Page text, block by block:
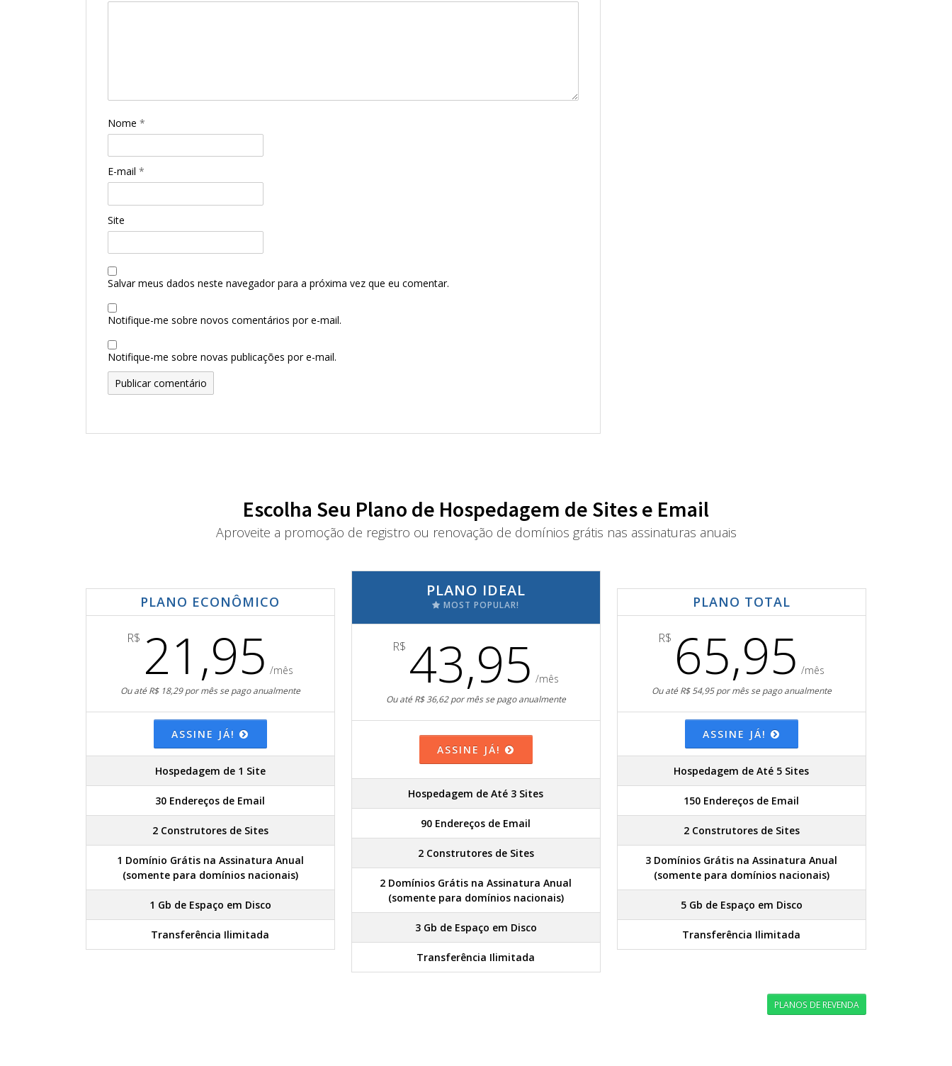
Nome *
E-mail *
Site
Salvar meus dados neste navegador para a próxima vez que eu comentar.
Notifique-me sobre novos comentários por e-mail.
Notifique-me sobre novas publicações por e-mail.
Escolha Seu Plano de Hospedagem de Sites e Email
Aproveite a promoção de registro ou renovação de domínios grátis nas assinaturas anuais
PLANO ECONÔMICO
R$ 21,95 /mês
Ou até R$ 18,29 por mês se pago anualmente
ASSINE JÁ!
Hospedagem de 1 Site
30 Endereços de Email
2 Construtores de Sites
1 Domínio Grátis na Assinatura Anual
(somente para domínios nacionais)
1 Gb de Espaço em Disco
Transferência Ilimitada
PLANO IDEAL
MOST POPULAR!
R$ 43,95 /mês
Ou até R$ 36,62 por mês se pago anualmente
ASSINE JÁ!
Hospedagem de Até 3 Sites
90 Endereços de Email
2 Construtores de Sites
2 Domínios Grátis na Assinatura Anual
(somente para domínios nacionais)
3 Gb de Espaço em Disco
Transferência Ilimitada
PLANO TOTAL
R$ 65,95 /mês
Ou até R$ 54,95 por mês se pago anualmente
ASSINE JÁ!
Hospedagem de Até 5 Sites
150 Endereços de Email
2 Construtores de Sites
3 Domínios Grátis na Assinatura Anual
(somente para domínios nacionais)
5 Gb de Espaço em Disco
Transferência Ilimitada
PLANOS DE REVENDA